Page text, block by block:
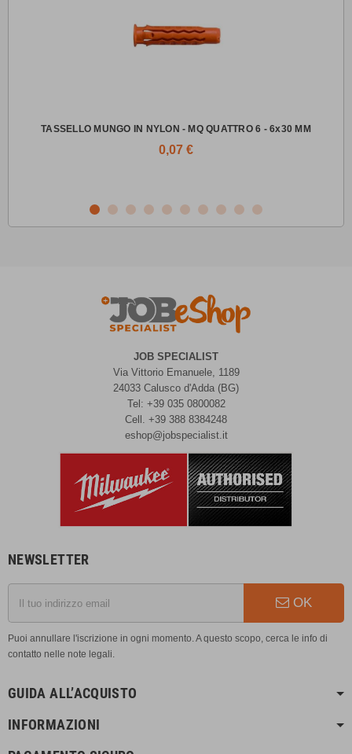
TASSELLO MUNGO IN NYLON - MQ QUATTRO 6 - 6x30 MM
0,07 €
JOB SPECIALIST
Via Vittorio Emanuele, 1189
24033 Calusco d'Adda (BG)
Tel: +39 035 0800082
Cell. +39 388 8384248
eshop@jobspecialist.it
NEWSLETTER
OK
Puoi annullare l'iscrizione in ogni momento. A questo scopo, cerca le info di
contatto nelle note legali.
GUIDA ALL’ACQUISTO
INFORMAZIONI